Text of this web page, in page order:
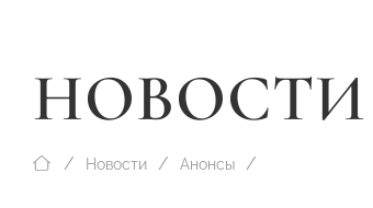
НОВОСТИ
Новости Анонсы